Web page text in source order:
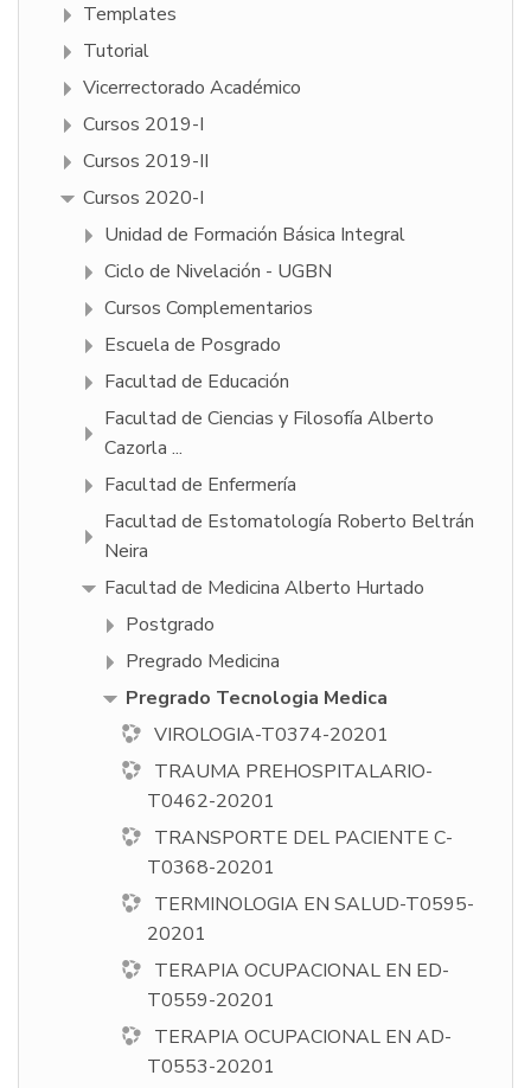
Templates
Tutorial
Vicerrectorado Académico
Cursos 2019-I
Cursos 2019-II
Cursos 2020-I
Unidad de Formación Básica Integral
Ciclo de Nivelación - UGBN
Cursos Complementarios
Escuela de Posgrado
Facultad de Educación
Facultad de Ciencias y Filosofí­a Alberto
Cazorla ...
Facultad de Enfermería
Facultad de Estomatología Roberto Beltrán
Neira
Facultad de Medicina Alberto Hurtado
Postgrado
Pregrado Medicina
Pregrado Tecnologia Medica
VIROLOGIA-T0374-20201
TRAUMA PREHOSPITALARIO-
T0462-20201
TRANSPORTE DEL PACIENTE C-
T0368-20201
TERMINOLOGIA EN SALUD-T0595-
20201
TERAPIA OCUPACIONAL EN ED-
T0559-20201
TERAPIA OCUPACIONAL EN AD-
T0553-20201